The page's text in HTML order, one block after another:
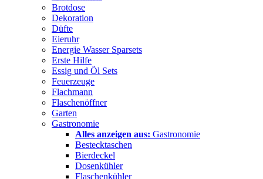
Brotdose
Dekoration
Düfte
Eieruhr
Energie Wasser Sparsets
Erste Hilfe
Essig und Öl Sets
Feuerzeuge
Flachmann
Flaschenöffner
Garten
Gastronomie
Alles anzeigen aus: Gastronomie
Bestecktaschen
Bierdeckel
Dosenkühler
Flaschenkühler